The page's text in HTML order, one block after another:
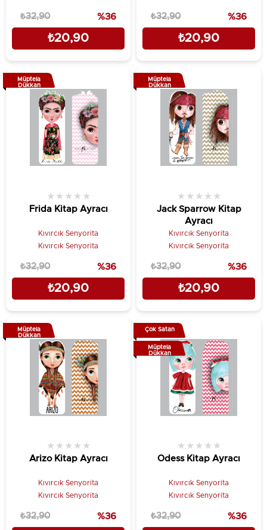
₺20,90
₺32,90 %36
₺20,90
₺32,90 %36
Frida Kitap Ayracı
★ ★ ★ ★ ★
Kıvırcık Senyorita
Kıvırcık Senyorita
₺20,90
₺32,90 %36
Müptela
Dükkan
Jack Sparrow Kitap
Ayracı
★ ★ ★ ★ ★
Kıvırcık Senyorita
Kıvırcık Senyorita
₺20,90
₺32,90 %36
Müptela
Dükkan
Arizo Kitap Ayracı
★ ★ ★ ★ ★
Kıvırcık Senyorita
Kıvırcık Senyorita
₺32,90 %36
Müptela
Dükkan
Odess Kitap Ayracı
★ ★ ★ ★ ★
Kıvırcık Senyorita
Kıvırcık Senyorita
₺32,90 %36
Çok Satan
Müptela
Dükkan